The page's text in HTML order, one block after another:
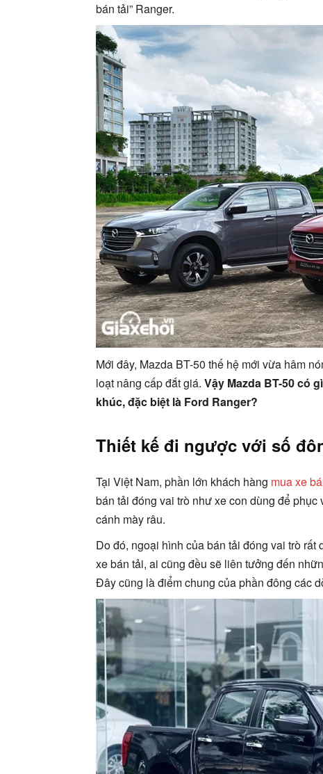
bán tải” Ranger.
Mới đây, Mazda BT-50 thế hệ mới vừa hâm
loạt nâng cấp đắt giá. Vậy Mazda BT-50 có
khúc, đặc biệt là Ford Ranger?
Thiết kế đi ngược với số
Tại Việt Nam, phần lớn khách hàng mua xe
bán tải đóng vai trò như xe con dùng để
cánh mày râu.
Do đó, ngoại hình của bán tải đóng vai trò
xe bán tải, ai cũng đều sẽ liên tưởng đến
Đây cũng là điểm chung của phần đông các